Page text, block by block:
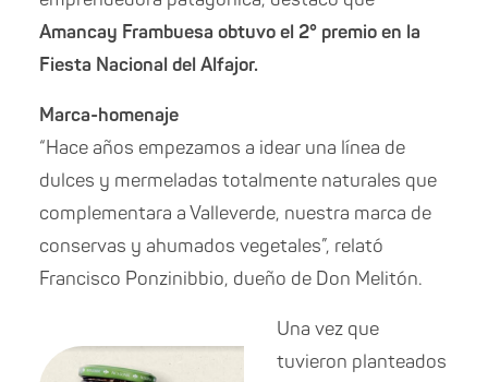
Amancay Frambuesa obtuvo el 2° premio en la
Fiesta Nacional del Alfajor.
Marca-homenaje
“Hace años empezamos a idear una línea de
dulces y mermeladas totalmente naturales que
complementara a Valleverde, nuestra marca de
conservas y ahumados vegetales”, relató
Francisco Ponzinibbio, dueño de Don Melitón.
Una vez que
tuvieron planteados